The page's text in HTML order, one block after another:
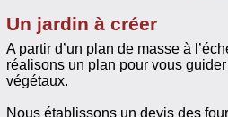
Un jardin à créer
A partir d’un plan de masse à
réalisons un plan pour vous
végétaux.
Nous établissons un devis des